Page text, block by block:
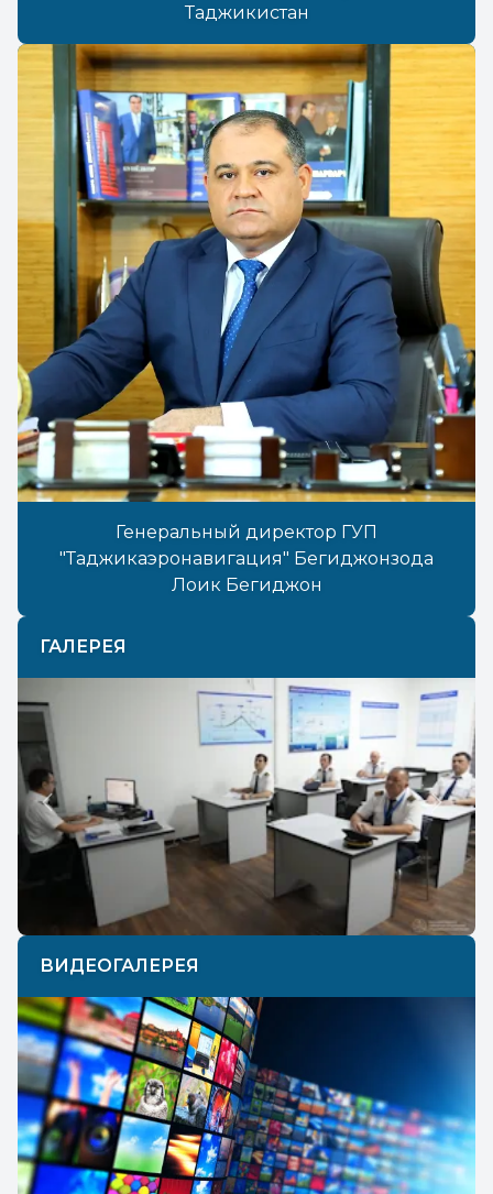
Таджикистан
Генеральный директор ГУП
"Таджикаэронавигация" Бегиджонзода
Лоик Бегиджон
ГАЛЕРЕЯ
Previous Next
ВИДЕОГАЛЕРЕЯ